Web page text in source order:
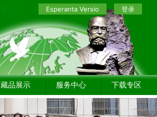
Esperanta Versio 登录
藏品展示 服务中心 下载专区